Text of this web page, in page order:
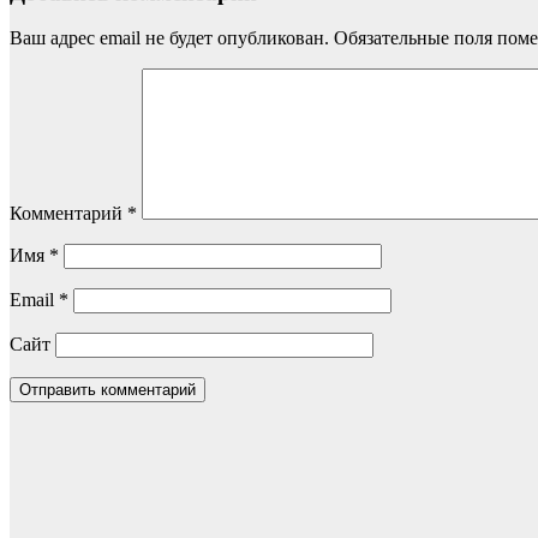
Ваш адрес email не будет опубликован. Обязательные поля
Комментарий *
Имя *
Email *
Сайт